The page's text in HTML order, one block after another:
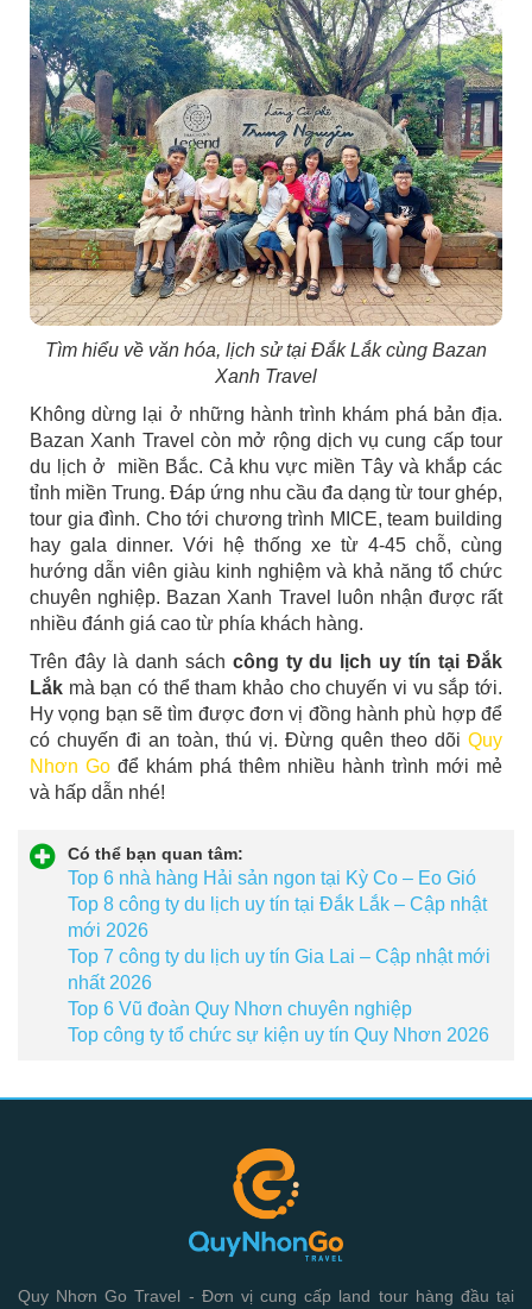
Tìm hiểu về văn hóa, lịch sử tại Đắk Lắk cùng Bazan
Xanh Travel
Không dừng lại ở những hành trình khám phá bản địa.
Bazan Xanh Travel còn mở rộng dịch vụ cung cấp tour
du lịch ở miền Bắc. Cả khu vực miền Tây và khắp các
tỉnh miền Trung. Đáp ứng nhu cầu đa dạng từ tour ghép,
tour gia đình. Cho tới chương trình MICE, team building
hay gala dinner. Với hệ thống xe từ 4-45 chỗ, cùng
hướng dẫn viên giàu kinh nghiệm và khả năng tổ chức
chuyên nghiệp. Bazan Xanh Travel luôn nhận được rất
nhiều đánh giá cao từ phía khách hàng.
Trên đây là danh sách công ty du lịch uy tín tại Đắk
Lắk mà bạn có thể tham khảo cho chuyến vi vu sắp tới.
Hy vọng bạn sẽ tìm được đơn vị đồng hành phù hợp để
có chuyến đi an toàn, thú vị. Đừng quên theo dõi Quy
Nhơn Go để khám phá thêm nhiều hành trình mới mẻ
và hấp dẫn nhé!
Có thể bạn quan tâm:
Top 6 nhà hàng Hải sản ngon tại Kỳ Co – Eo Gió
Top 8 công ty du lịch uy tín tại Đắk Lắk – Cập nhật
mới 2026
Top 7 công ty du lịch uy tín Gia Lai – Cập nhật mới
nhất 2026
Top 6 Vũ đoàn Quy Nhơn chuyên nghiệp
Top công ty tổ chức sự kiện uy tín Quy Nhơn 2026
Quy Nhơn Go Travel - Đơn vị cung cấp land tour hàng đầu tại